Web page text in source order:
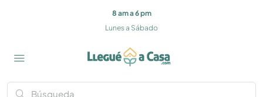
8 am a 6 pm
Lunes a Sábado